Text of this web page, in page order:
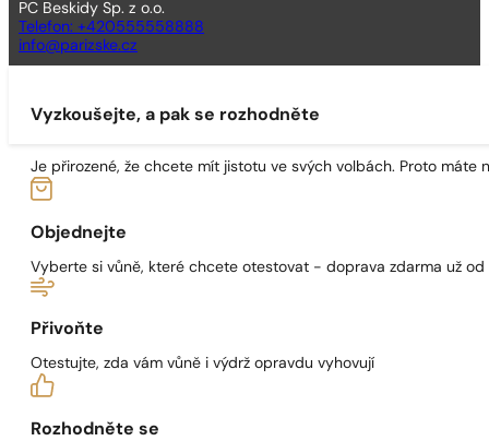
PC Beskidy Sp. z o.o.
Telefon: +420555558888
info@parizske.cz
Vyzkoušejte, a pak se rozhodněte
Je přirozené, že chcete mít jistotu ve svých volbách. Proto máte
Objednejte
Vyberte si vůně, které chcete otestovat - doprava zdarma už
Přivoňte
Otestujte, zda vám vůně i výdrž opravdu vyhovují
Rozhodněte se